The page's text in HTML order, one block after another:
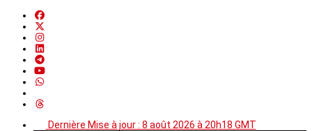
Dernière Mise à jour : 8 août 2026 à 20h18 GMT